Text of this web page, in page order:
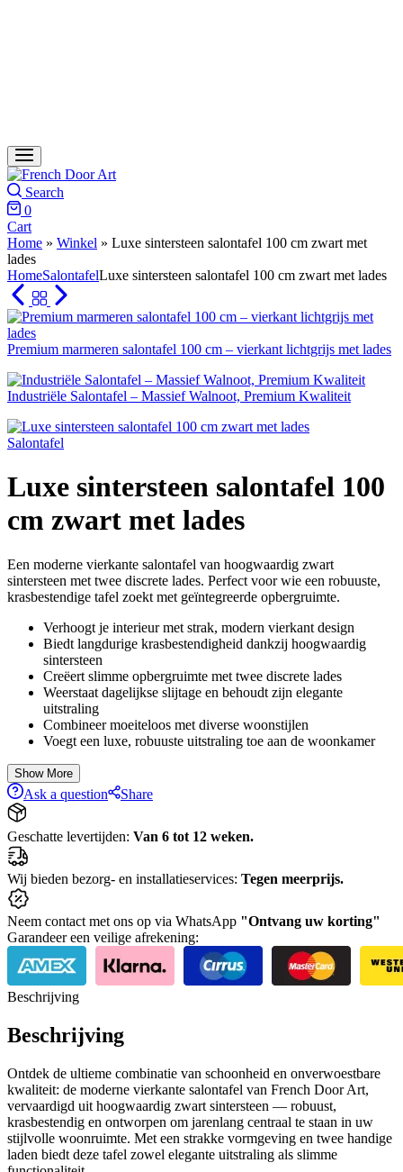
Search
0
Cart
Home » Winkel » Luxe sintersteen salontafel 100 cm zwart met
lades
HomeSalontafelLuxe sintersteen salontafel 100 cm zwart met lades
Premium marmeren salontafel 100 cm – vierkant lichtgrijs met lades
Industriële Salontafel – Massief Walnoot, Premium Kwaliteit
Salontafel
Luxe sintersteen salontafel 100
cm zwart met lades
Een moderne vierkante salontafel van hoogwaardig zwart
sintersteen met twee discrete lades. Perfect voor wie een robuuste,
krasbestendige tafel zoekt met geïntegreerde opbergruimte.
Verhoogt je interieur met strak, modern vierkant design
Biedt langdurige krasbestendigheid dankzij hoogwaardig
sintersteen
Creëert slimme opbergruimte met twee discrete lades
Weerstaat dagelijkse slijtage en behoudt zijn elegante
uitstraling
Combineer moeiteloos met diverse woonstijlen
Voegt een luxe, robuuste uitstraling toe aan de woonkamer
Show More
Ask a question Share
Geschatte levertijden: Van 6 tot 12 weken.
Wij bieden bezorg- en installatieservices: Tegen meerprijs.
Neem contact met ons op via WhatsApp "Ontvang uw korting"
Garandeer een veilige afrekening:
Beschrijving
Beschrijving
Ontdek de ultieme combinatie van schoonheid en onverwoestbare
kwaliteit: de moderne vierkante salontafel van French Door Art,
vervaardigd uit hoogwaardig zwart sintersteen — robuust,
krasbestendig en ontworpen om jarenlang centraal te staan in uw
stijlvolle woonruimte. Met een strakke vormgeving en twee handige
laden biedt deze tafel zowel elegante uitstraling als slimme